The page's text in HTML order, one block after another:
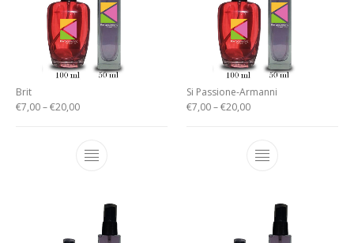
Brit
€7,00–€20,00
Si Passione-Armanni
€7,00–€20,00